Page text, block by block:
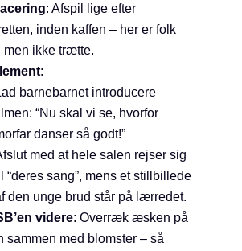
: Afspil lige efter
inden kaffen – her er folk
men ikke trætte.
:
barnebarnet introducere
“Nu skal vi se, hvorfor
danser så godt!”
med at hele salen rejser sig
“deres sang”, mens et stillbillede
den unge brud står på lærredet.
videre: Overræk æsken på
sammen med blomster – så